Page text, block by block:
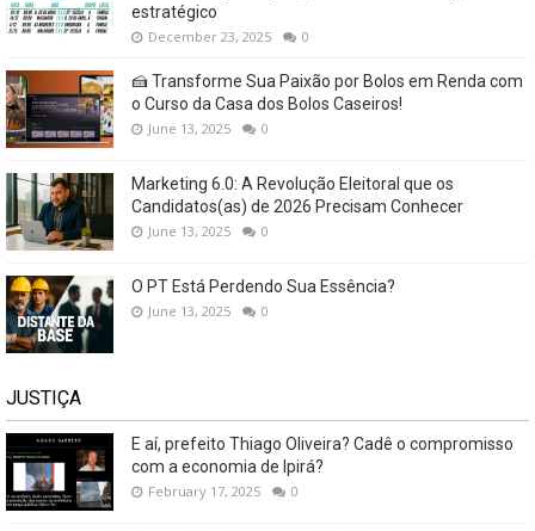
estratégico
December 23, 2025 0
🍰 Transforme Sua Paixão por Bolos em Renda com
o Curso da Casa dos Bolos Caseiros!
June 13, 2025 0
Marketing 6.0: A Revolução Eleitoral que os
Candidatos(as) de 2026 Precisam Conhecer
June 13, 2025 0
O PT Está Perdendo Sua Essência?
June 13, 2025 0
JUSTIÇA
E aí, prefeito Thiago Oliveira? Cadê o compromisso
com a economia de Ipirá?
February 17, 2025 0